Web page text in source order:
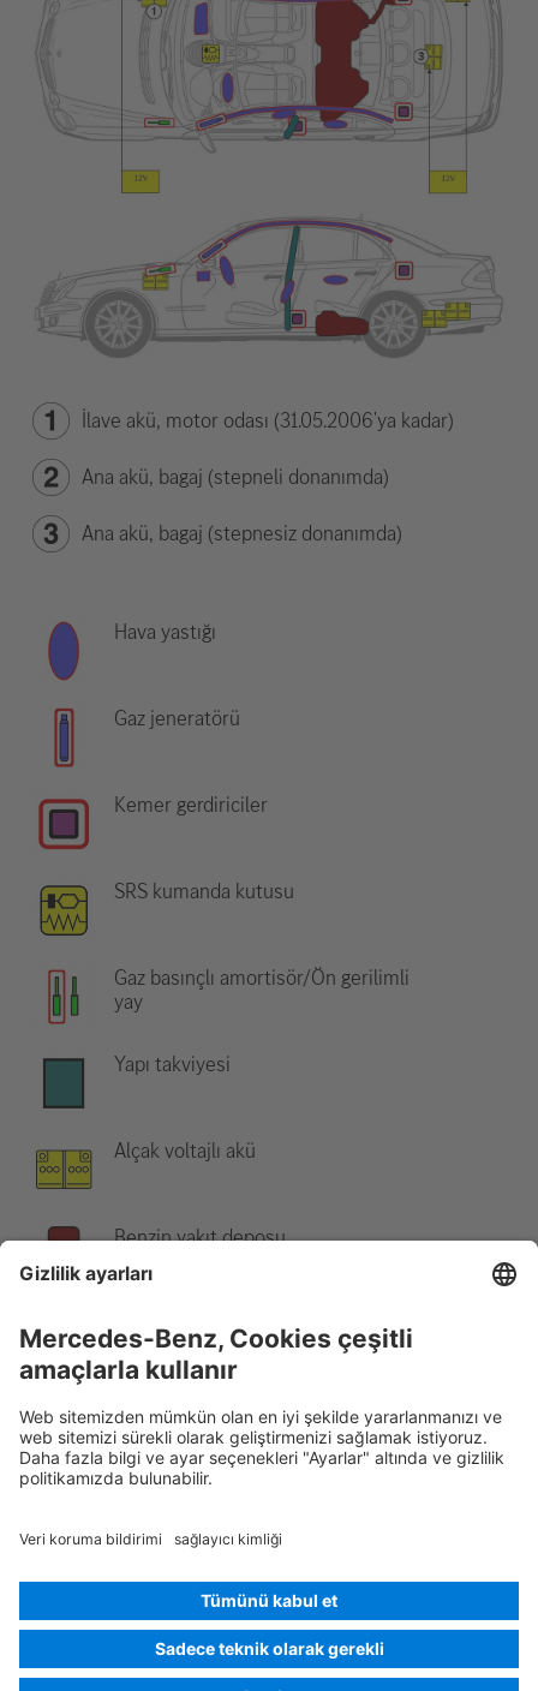
İlave akü, motor odası (31.05.2006'ya kadar)
Ana akü, bagaj (stepneli donanımda)
Ana akü, bagaj (stepnesiz donanımda)
Hava yastığı
Gaz jeneratörü
Kemer gerdiriciler
SRS kumanda kutusu
Gaz basınçlı amortisör/Ön gerilimli
yay
Yapı takviyesi
Alçak voltajlı akü
Benzin yakıt deposu
Not:Daha fazla bilgi için lütfenKurtarma Kılavuzu'muza bakınız.
Rescue Card Binek otomobili Sürüm 07/2026 03.1 ID-Nr.: 211.1
© 2026Mercedes-Benz AG
Çerez ayarları Çerezler
Yasal uyarılar